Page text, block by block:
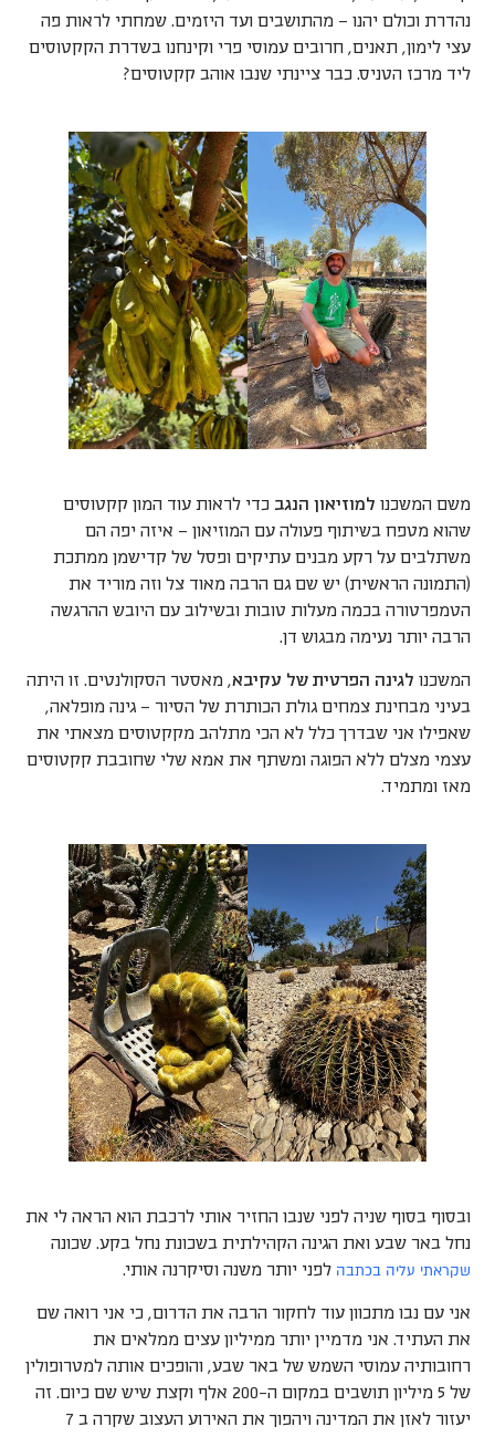
נהדרת וכולם יהנו – מהתושבים ועד היזמים. שמחתי לראות פה
עצי לימון, תאנים, חרובים עמוסי פרי וקינחנו בשדרת הקקטוסים
ליד מרכז הטניס. כבר ציינתי שנבו אוהב קקטוסים?
משם המשכנו למוזיאון הנגב כדי לראות עוד המון קקטוסים
שהוא מטפח בשיתוף פעולה עם המוזיאון – איזה יפה הם
משתלבים על רקע מבנים עתיקים ופסל של קדישמן ממתכת
(התמונה הראשית) יש שם גם הרבה מאוד צל וזה מוריד את
הטמפרטורה בכמה מעלות טובות ובשילוב עם היובש ההרגשה
הרבה יותר נעימה מבגוש דן.
המשכנו לגינה הפרטית של עקיבא
, מאסטר הסקולנטים. זו היתה
בעיני מבחינת צמחים גולת הכותרת של הסיור – גינה מופלאה,
שאפילו אני שבדרך כלל לא הכי מתלהב מקקטוסים מצאתי את
עצמי מצלם ללא הפוגה ומשתף את אמא שלי שחובבת קקטוסים
מאז ומתמיד.
ובסוף בסוף שניה לפני שנבו החזיר אותי לרכבת הוא הראה לי את
נחל באר שבע ואת הגינה הקהילתית בשכונת נחל בקע. שכונה
שקראתי עליה בכתבהלפני יותר משנה וסיקרנה אותי.
אני עם נבו מתכוון עוד לחקור הרבה את הדרום, כי אני רואה שם
את העתיד. אני מדמיין יותר ממיליון עצים ממלאים את
רחובותיה עמוסי השמש של באר שבע, והופכים אותה למטרופולין
של 5 מיליון תושבים במקום ה-200 אלף וקצת שיש שם כיום. זה
יעזור לאזן את המדינה ויהפוך את האירוע העצוב שקרה ב 7